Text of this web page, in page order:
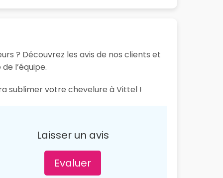
? Découvrez les avis de nos clients et
l’équipe.
sublimer votre chevelure à Vittel !
Laisser un avis
Evaluer